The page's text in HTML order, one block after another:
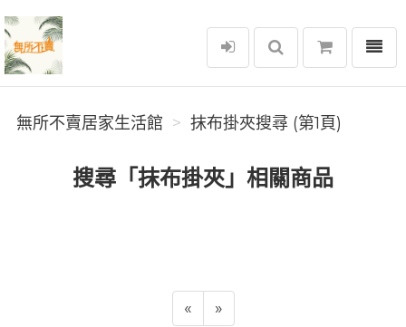
無所不賣居家生活館
選單
無所不賣居家生活館 抹布掛夾搜尋 (第1頁)
搜尋「抹布掛夾」相關商品
« »